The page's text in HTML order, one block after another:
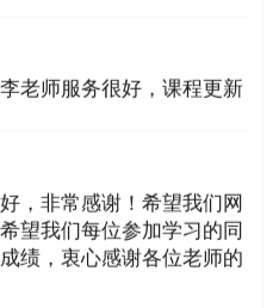
试情况，
老师服务很好，课程更新
，非常感谢！希望我们网
望我们每位参加学习的同
绩，衷心感谢各位老师的
务态度非常满意。希望我